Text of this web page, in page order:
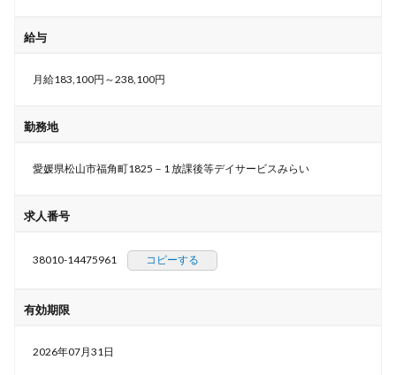
給与
月給183,100円～238,100円
勤務地
愛媛県松山市福角町1825－1 放課後等デイサービスみらい
求人番号
38010-14475961 コピーする
有効期限
2026年07月31日